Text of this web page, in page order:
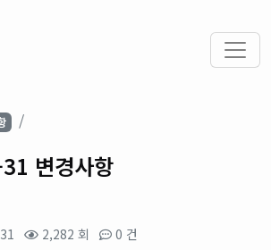
변경사항
2,282 회 0 건